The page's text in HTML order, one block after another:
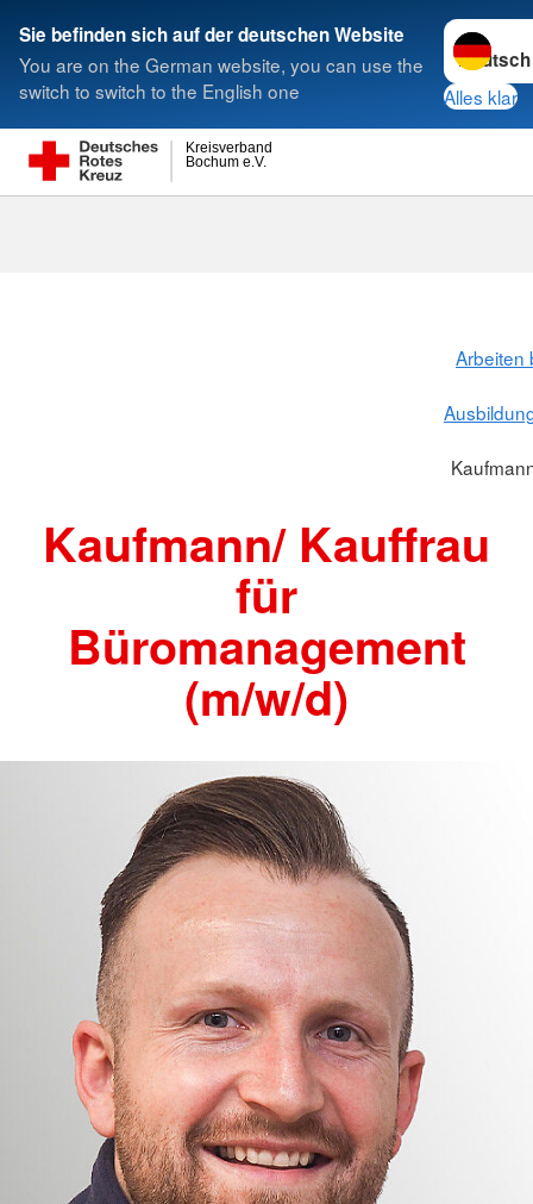
Sie befinden sich auf der deutschen Website
You are on the German website, you can use the
switch to switch to the English one
Sprache
Alles klar
Bochum e.V.
Kreisverband
Suche
Arbeiten
Kaufmann/ Kauffrau
für
Büromanagement
(m/w/d)